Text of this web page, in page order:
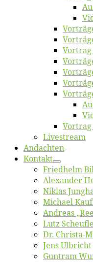
Vor­trag
Vor­trag
Live­stream
An­dach­ten
Kon­takt
Fried­helm
Alex­an­der
Ni­klas
Mi­cha­el
An­dre­as
Lutz
Dr. Chris­­ta-
Jens Ulb­richt
Gun­tram